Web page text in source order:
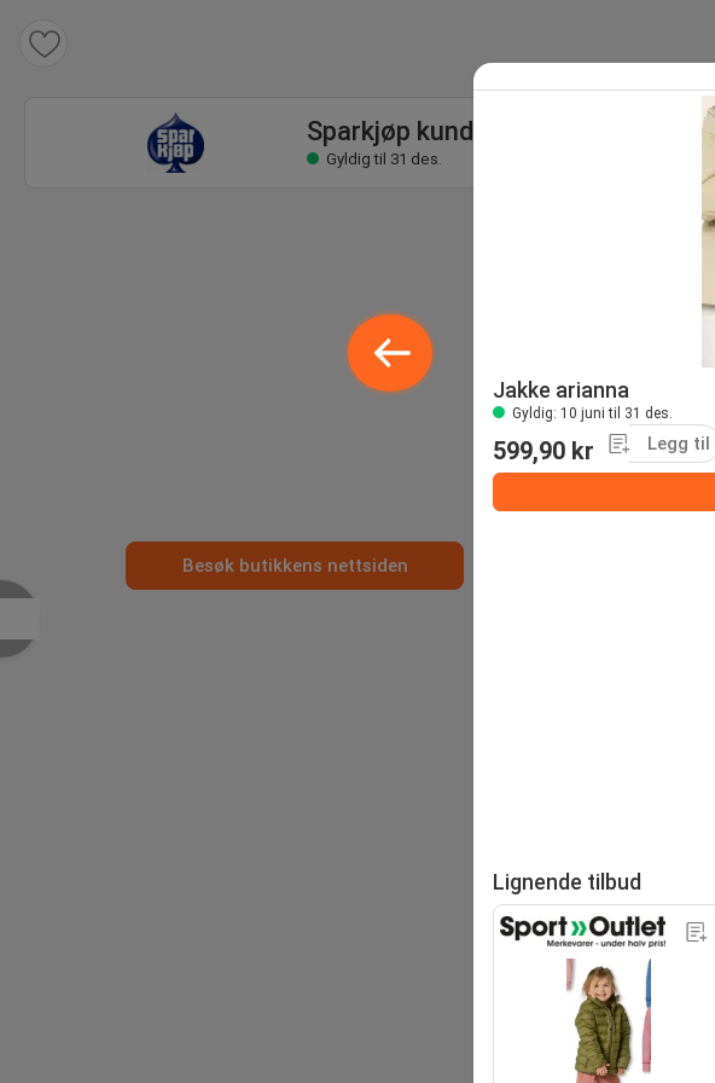
Sparkjøp kundeavis
Gyldig til 31 des.
Besøk butikkens nettsiden
Jakke arianna
Gyldig: 10 juni til 31 des.
599,90 kr Legg til
Lignende tilbud